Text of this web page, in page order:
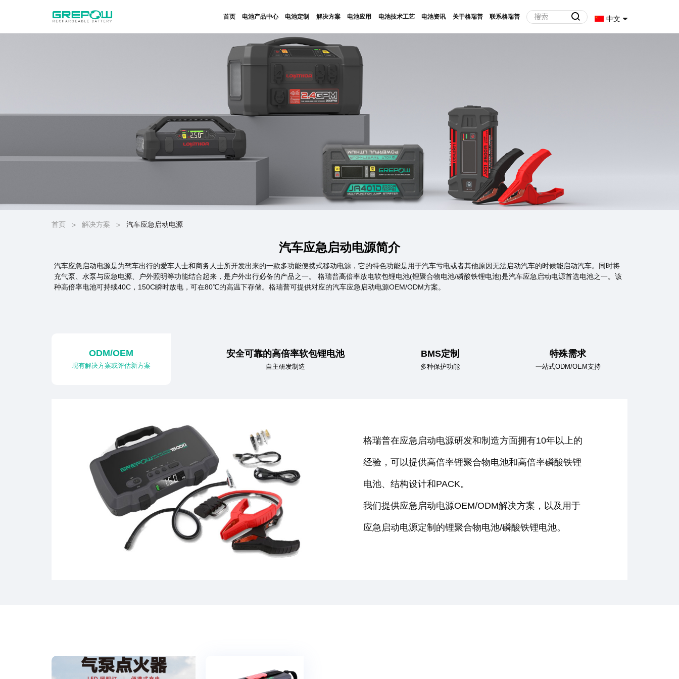
首页 电池产品中心 电池定制 解决方案 电池应用 电池技术工艺 电池资讯 关于格瑞普 联系格瑞普 中文
首页 > 解决方案 > 汽车应急启动电源
汽车应急启动电源简介
汽车应急启动电源是为驾车出行的爱车人士和商务人士所开发出来的一款多功能便携式移动电源，它的特色功能是用于汽车亏电或者其他原因无法启动汽车的时候能启动汽车。同时将
充气泵、水泵与应急电源、户外照明等功能结合起来，是户外出行必备的产品之一。 格瑞普高倍率放电软包锂电池(锂聚合物电池/磷酸铁锂电池)是汽车应急启动电源首选电池之一。该
种高倍率电池可持续40C，150C瞬时放电，可在80℃的高温下存储。格瑞普可提供对应的汽车应急启动电源OEM/ODM方案。
ODM/OEM
现有解决方案或评估新方案
安全可靠的高倍率软包锂电池
自主研发制造
BMS定制
多种保护功能
特殊需求
一站式ODM/OEM支持
格瑞普在应急启动电源研发和制造方面拥有10年以上的
经验，可以提供高倍率锂聚合物电池和高倍率磷酸铁锂
电池、结构设计和PACK。
我们提供应急启动电源OEM/ODM解决方案，以及用于
应急启动电源定制的锂聚合物电池/磷酸铁锂电池。